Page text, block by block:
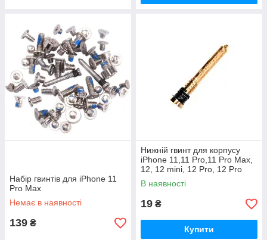
Набір гвинтів для iPhone 11
Pro Max
Немає в наявності
139 ₴
Нижній гвинт для корпусу
iPhone 11,11 Pro,11 Pro Max,
12, 12 mini, 12 Pro, 12 Pro
Max, X, Xr, Xs Max золотий
В наявності
19 ₴
Купити